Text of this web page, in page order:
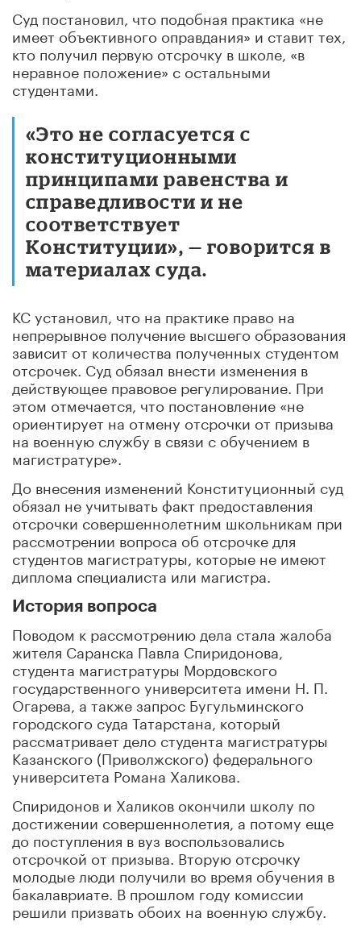
Суд постановил, что подобная практика «не
имеет объективного оправдания» и ставит тех,
кто получил первую отсрочку в школе, «в
неравное положение» с остальными
студентами.
«Это не согласуется с
конституционными
принципами равенства и
справедливости и не
соответствует
Конституции», — говорится в
материалах суда.
КС установил, что на практике право на
непрерывное получение высшего образования
зависит от количества полученных студентом
отсрочек. Суд обязал внести изменения в
действующее правовое регулирование. При
этом отмечается, что постановление «не
ориентирует на отмену отсрочки от призыва
на военную службу в связи с обучением в
магистратуре».
До внесения изменений Конституционный суд
обязал не учитывать факт предоставления
отсрочки совершеннолетним школьникам при
рассмотрении вопроса об отсрочке для
студентов магистратуры, которые не имеют
диплома специалиста или магистра.
История вопроса
Поводом к рассмотрению дела стала жалоба
жителя Саранска Павла Спиридонова,
студента магистратуры Мордовского
государственного университета имени Н. П.
Огарева, а также запрос Бугульминского
городского суда Татарстана, который
рассматривает дело студента магистратуры
Казанского (Приволжского) федерального
университета Романа Халикова.
Спиридонов и Халиков окончили школу по
достижении совершеннолетия, а потому еще
до поступления в вуз воспользовались
отсрочкой от призыва. Вторую отсрочку
молодые люди получили во время обучения в
бакалавриате. В прошлом году комиссии
решили призвать обоих на военную службу.